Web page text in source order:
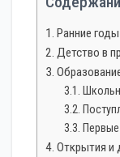
Ранние
Детство в
Открытия и